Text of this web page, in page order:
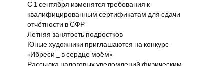
С 1 сентября изменятся требования к
квалифицированным сертификатам для сдачи
отчётности в СФР
Летняя занятость подростков
Юные художники приглашаются на конкурс
«Ибреси _ в сердце моём»